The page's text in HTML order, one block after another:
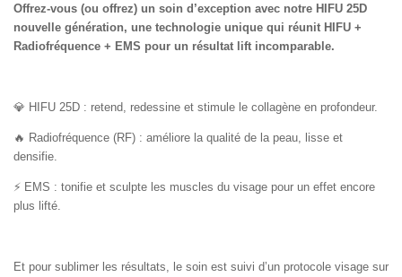
Offrez-vous (ou offrez) un soin d’exception avec notre HIFU 25D
nouvelle génération, une technologie unique qui réunit HIFU +
Radiofréquence + EMS pour un résultat lift incomparable.
💎 HIFU 25D : retend, redessine et stimule le collagène en profondeur.
🔥 Radiofréquence (RF) : améliore la qualité de la peau, lisse et
densifie.
⚡ EMS : tonifie et sculpte les muscles du visage pour un effet encore
plus lifté.
Et pour sublimer les résultats, le soin est suivi d’un protocole visage sur